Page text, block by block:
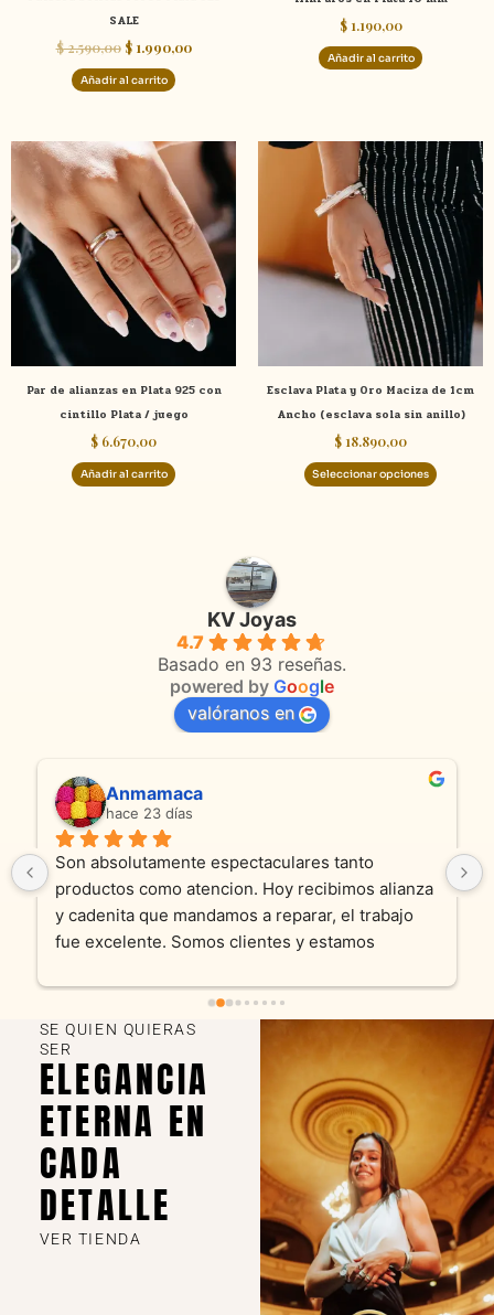
SALE
$2.590,00 $1.990,00
Añadir al carrito
$1.190,00
Añadir al carrito
Par de alianzas en Plata 925 con
cintillo Plata / juego
$ 6.670,00
Añadir al carrito
Esclava Plata y Oro Maciza de 1cm
Ancho (esclava sola sin anillo)
$ 18.890,00
Seleccionar opciones
Este
tiene
Las
se
pueden
elegir
en
la
de
KV Joyas
4.7
Basado en 93 reseñas.
powered by Google
valóranos en
Anmamaca
hace 23 días
Son absolutamente espectaculares tanto
productos como atencion. Hoy recibimos alianza
y cadenita que mandamos a reparar, el trabajo
fue excelente. Somos clientes y estamos
SE QUIEN QUIERAS
SER
ELEGANCIA
ETERNA EN
CADA
DETALLE
VER TIENDA